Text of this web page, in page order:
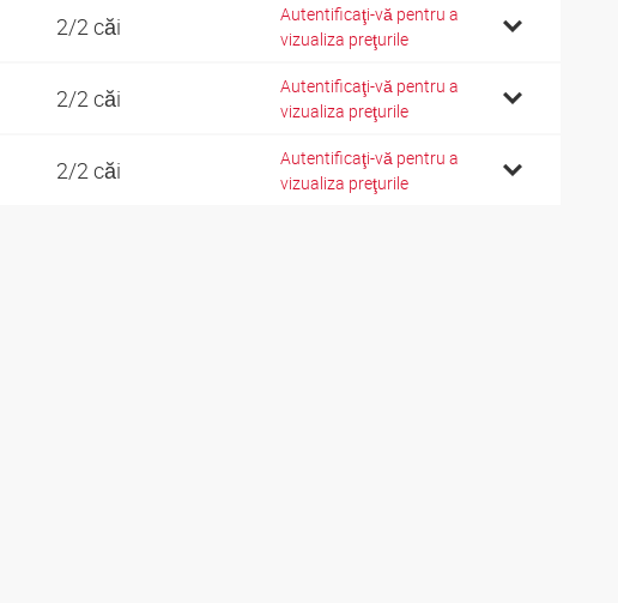
2/2 căi
Autentificaţi-vă pentru a
vizualiza preţurile
2/2 căi
Autentificaţi-vă pentru a
vizualiza preţurile
2/2 căi
Autentificaţi-vă pentru a
vizualiza preţurile